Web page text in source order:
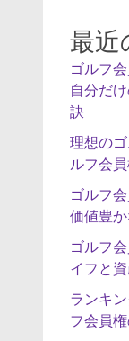
最近
ゴルフ
自分だ
訣
理想の
ルフ会
ゴルフ
価値豊
ゴルフ
イフと
ランキ
フ会員